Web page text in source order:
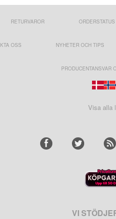
RETURVAROR ORDERSTATUS
OSS NYHETER OCH TIPS
PRODUCENTANSVAR
Visa alla
VI